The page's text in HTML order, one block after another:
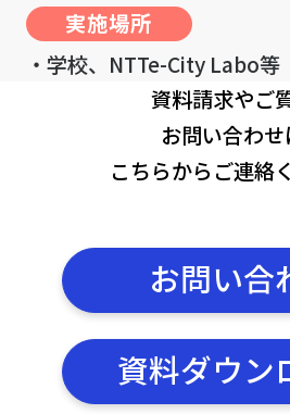
実施場所
‧学校、NTTe-City Labo等
資料請求やご
お問い合わせ
こちらからご連絡
お問い合
資料ダウン